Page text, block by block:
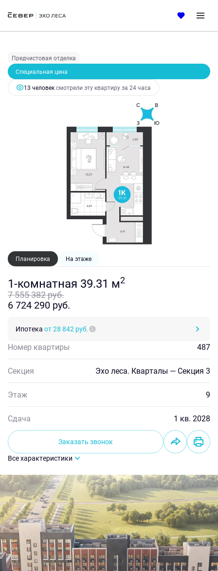
1-комнатная
7 555 382 руб.
6 724 290 руб.
Ипотекаот 28 842 руб.
Предчистовая отделка
Специальная цена
13 человексмотрели эту квартиру за 24 часа
Планировка На этаже
1-комнатная 39.31 м2
7 555 382 руб.
6 724 290 руб.
Ипотека от 28 842 руб.
Номер квартиры 487
Секция Эхо леса. Кварталы — Секция 3
Этаж 9
Сдача 1 кв. 2028
Заказать звонок
Все характеристики